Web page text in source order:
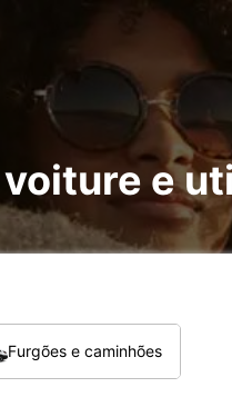
e
Furgões e caminhões